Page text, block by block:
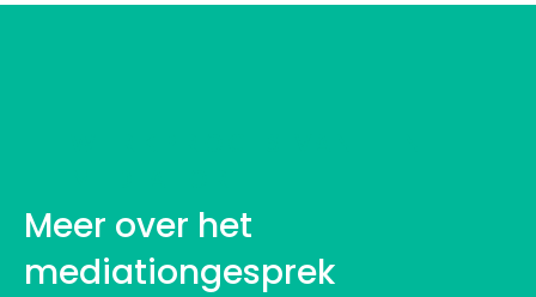
Meer over het
mediationgesprek